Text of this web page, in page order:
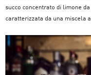
succo concentrato di limone
caratterizzata da una miscela